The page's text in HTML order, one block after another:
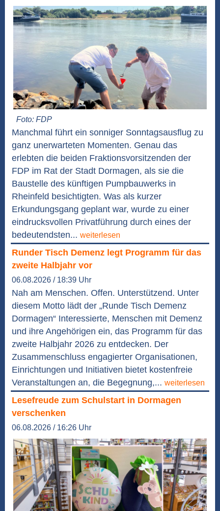
Foto: FDP
Manchmal führt ein sonniger Sonntagsausflug zu
ganz unerwarteten Momenten. Genau das
erlebten die beiden Fraktionsvorsitzenden der
FDP im Rat der Stadt Dormagen, als sie die
Baustelle des künftigen Pumpbauwerks in
Rheinfeld besichtigten. Was als kurzer
Erkundungsgang geplant war, wurde zu einer
eindrucksvollen Privatführung durch eines der
bedeutendsten... weiterlesen
Runder Tisch Demenz legt Programm für das
zweite Halbjahr vor
06.08.2026 / 18:39 Uhr
Nah am Menschen. Offen. Unterstützend. Unter
diesem Motto lädt der „Runde Tisch Demenz
Dormagen“ Interessierte, Menschen mit Demenz
und ihre Angehörigen ein, das Programm für das
zweite Halbjahr 2026 zu entdecken. Der
Zusammenschluss engagierter Organisationen,
Einrichtungen und Initiativen bietet kostenfreie
Veranstaltungen an, die Begegnung,... weiterlesen
Lesefreude zum Schulstart in Dormagen
verschenken
06.08.2026 / 16:26 Uhr